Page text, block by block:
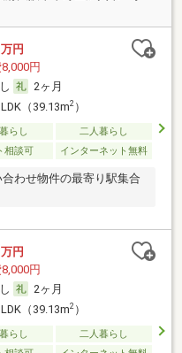
万円
円
2ヶ月
（39.13m2）
らし
二人暮らし
相談可 インターネット無料
わせ物件の最寄り駅集合
万円
円
2ヶ月
（39.13m2）
らし
二人暮らし